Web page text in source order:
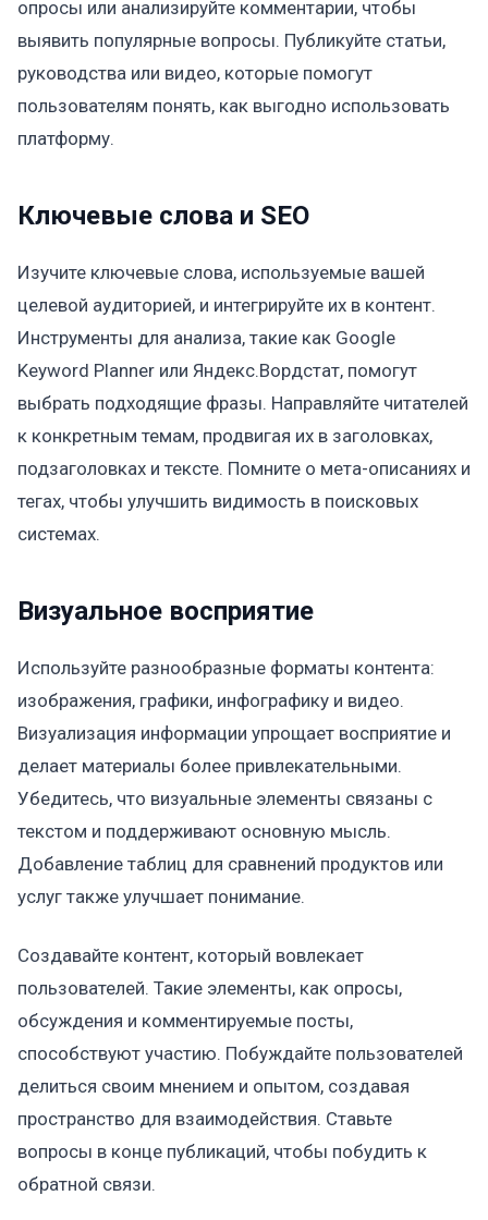
опросы или анализируйте комментарии, чтобы
выявить популярные вопросы. Публикуйте статьи,
руководства или видео, которые помогут
пользователям понять, как выгодно использовать
платформу.
Ключевые слова и SEO
Изучите ключевые слова, используемые вашей
целевой аудиторией, и интегрируйте их в контент.
Инструменты для анализа, такие как Google
Keyword Planner или Яндекс.Вордстат, помогут
выбрать подходящие фразы. Направляйте читателей
к конкретным темам, продвигая их в заголовках,
подзаголовках и тексте. Помните о мета-описаниях и
тегах, чтобы улучшить видимость в поисковых
системах.
Визуальное восприятие
Используйте разнообразные форматы контента:
изображения, графики, инфографику и видео.
Визуализация информации упрощает восприятие и
делает материалы более привлекательными.
Убедитесь, что визуальные элементы связаны с
текстом и поддерживают основную мысль.
Добавление таблиц для сравнений продуктов или
услуг также улучшает понимание.
Создавайте контент, который вовлекает
пользователей. Такие элементы, как опросы,
обсуждения и комментируемые посты,
способствуют участию. Побуждайте пользователей
делиться своим мнением и опытом, создавая
пространство для взаимодействия. Ставьте
вопросы в конце публикаций, чтобы побудить к
обратной связи.